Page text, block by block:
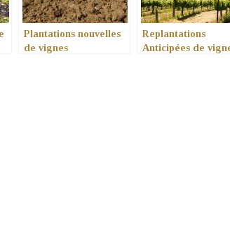
Plantations nouvelles
de vignes
Replantations
Anticipées de